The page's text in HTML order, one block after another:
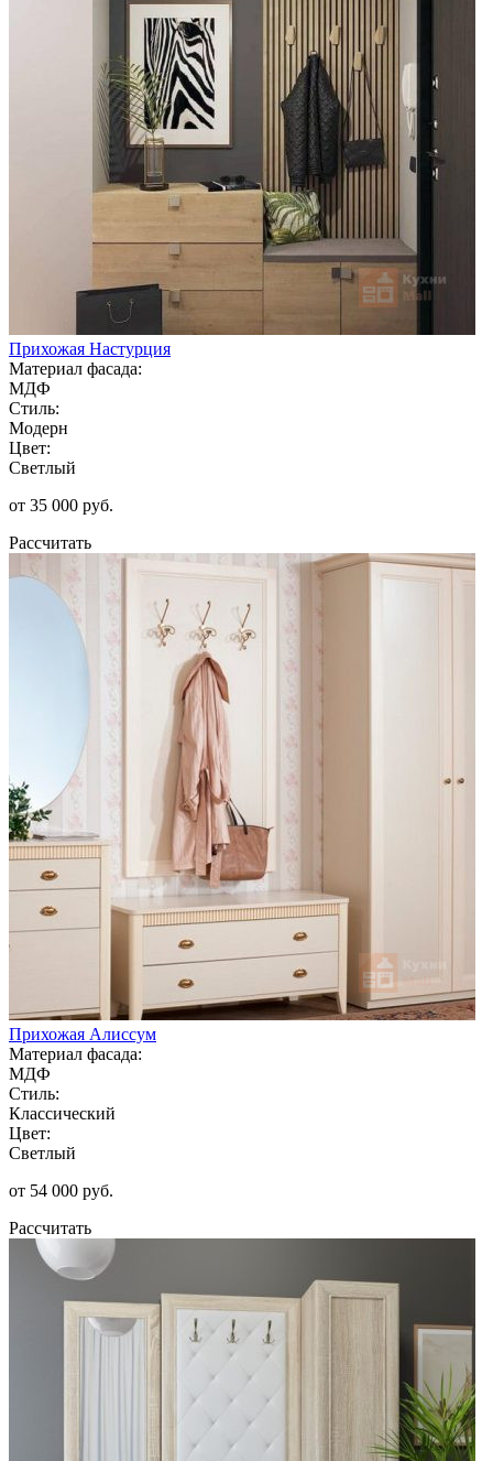
Прихожая Настурция
Материал фасада:
МДФ
Стиль:
Модерн
Цвет:
Светлый
от 35 000 руб.
Рассчитать
Прихожая Алиссум
Материал фасада:
МДФ
Стиль:
Классический
Цвет:
Светлый
от 54 000 руб.
Рассчитать